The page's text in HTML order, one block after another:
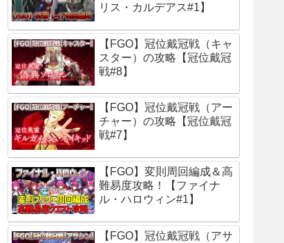
リス・カルデアス#1】
【FGO】冠位戴冠戦（キャ
スター）の攻略【冠位戴冠
戦#8】
【FGO】冠位戴冠戦（アー
チャー）の攻略【冠位戴冠
戦#7】
【FGO】変則周回編成＆高
難易度攻略！【ファイナ
ル・ハロウィン#1】
【FGO】冠位戴冠戦（アサ